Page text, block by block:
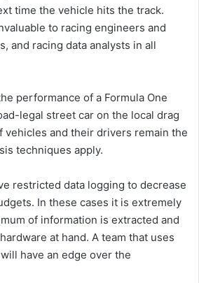
time the vehicle hits the track.
to racing engineers and
and racing data analysts in all
performance of a Formula One
legal street car on the local drag
vehicles and their drivers remain the
techniques apply.
restricted data logging to decrease
In these cases it is extremely
of information is extracted and
at hand. A team that uses
have an edge over the